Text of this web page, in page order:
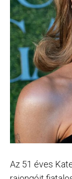
Az 51 éves